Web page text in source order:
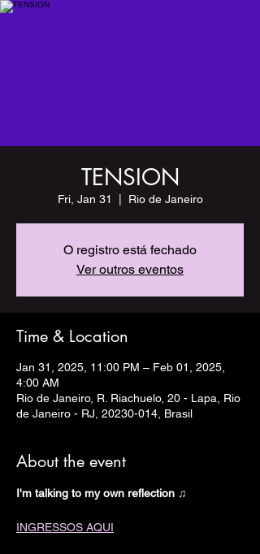
TENSION
Fri, Jan 31 Rio de Janeiro
O registro está fechado
Ver outros eventos
Time & Location
Jan 31, 2025, 11:00 PM – Feb 01, 2025,
4:00 AM
Rio de Janeiro, R. Riachuelo, 20 - Lapa, Rio
de Janeiro - RJ, 20230-014, Brasil
About the event
I'm talking to my own reflection ♫
INGRESSOS AQUI